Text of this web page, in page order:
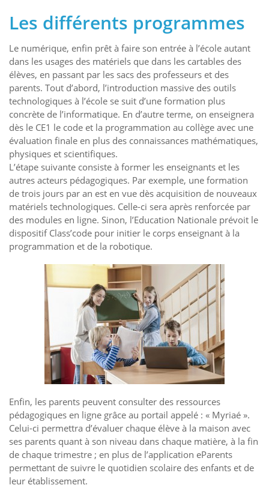
Les différents programmes
Le numérique, enfin prêt à faire son entrée à l’école autant
dans les usages des matériels que dans les cartables des
élèves, en passant par les sacs des professeurs et des
parents. Tout d’abord, l’introduction massive des outils
technologiques à l’école se suit d’une formation plus
concrète de l’informatique. En d’autre terme, on enseignera
dès le CE1 le code et la programmation au collège avec une
évaluation finale en plus des connaissances mathématiques,
physiques et scientifiques.
L’étape suivante consiste à former les enseignants et les
autres acteurs pédagogiques. Par exemple, une formation
de trois jours par an est en vue dès acquisition de nouveaux
matériels technologiques. Celle-ci sera après renforcée par
des modules en ligne. Sinon, l’Education Nationale prévoit le
dispositif Class’code pour initier le corps enseignant à la
programmation et de la robotique.
Enfin, les parents peuvent consulter des ressources
pédagogiques en ligne grâce au portail appelé : « Myriaé ».
Celui-ci permettra d’évaluer chaque élève à la maison avec
ses parents quant à son niveau dans chaque matière, à la fin
de chaque trimestre ; en plus de l’application eParents
permettant de suivre le quotidien scolaire des enfants et de
leur établissement.